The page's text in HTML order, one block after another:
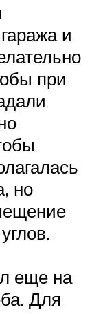
и
при
но
еще на
Для